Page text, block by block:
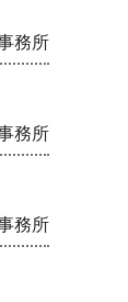
務所
務所
務所